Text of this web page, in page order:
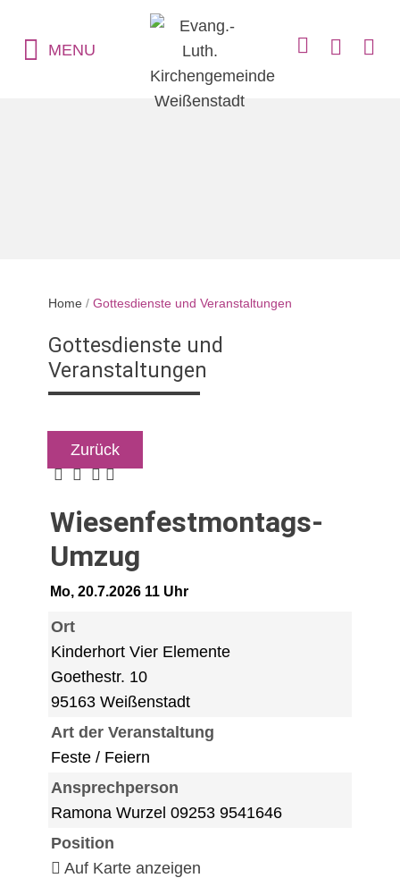
MENU
Home / Gottesdienste und Veranstaltungen
Gottesdienste und
Veranstaltungen
Zurück
Wiesenfestmontags-
Umzug
Mo, 20.7.2026 11 Uhr
Ort
Kinderhort Vier Elemente
Goethestr. 10
95163 Weißenstadt
Art der Veranstaltung
Feste / Feiern
Ansprechperson
Ramona Wurzel 09253 9541646
Position
Auf Karte anzeigen